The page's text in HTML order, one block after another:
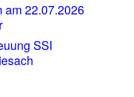
am 22.07.2026
SSI